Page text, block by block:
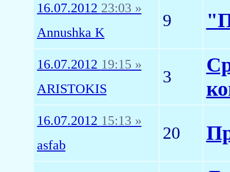
16.07.2012 23:03 »
Annushka K
9
16.07.2012 19:15 »
ARISTOKIS
3
16.07.2012 15:13 »
asfab
20